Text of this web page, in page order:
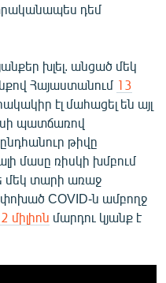
դեմ
խլել. անցած մեկ
Հայաստանում 13
էլ մահացել են այլ
պատճառով
թիվը
մասը ռիսկի խմբում
մեկ տարի առաջ
COVID-ն ամբողջ
միլիոն մարդու կյանք է